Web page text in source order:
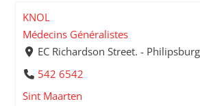
KNOL
Médecins Généralistes
EC Richardson Street. - Philipsburg
542 6542
Sint Maarten